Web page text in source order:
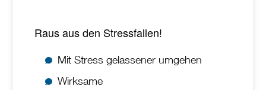
Raus aus den Stressfallen!
Mit Stress gelassener umgehen
Wirksame